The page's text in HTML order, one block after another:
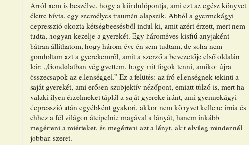
Arról nem is beszélve, hogy a kiindulópontja, ami ezt az egész könyvet
életre hívta, egy személyes traumán alapszik. Abból a gyermekágyi
depresszió okozta kétségbeesésből indul ki, amit azért érzett, mert nem
tudta, hogyan kezelje a gyerekét. Egy hároméves kisfiú anyjaként
bátran állíthatom, hogy három éve én sem tudtam, de soha nem
gondoltam azt a gyerekemről, amit a szerző a bevezetője első oldalán
leír: „Gondolatban végigvettem, hogy mit fogok tenni, amikor újra
összecsapok az ellenséggel.” Ez a felütés: az író ellenségnek tekinti a
saját gyerekét, ami erősen szubjektív nézőpont, emiatt túlzó is, mert ha
valaki ilyen érzelmeket táplál a saját gyereke iránt, ami gyermekágyi
depresszió után egyébként gyakori, akkor nem könyvet kellene írnia és
ehhez a fél világon átcipelnie magával a lányát, hanem inkább
megérteni a miérteket, és megérteni azt a lényt, akit elvileg mindennél
jobban szeret.